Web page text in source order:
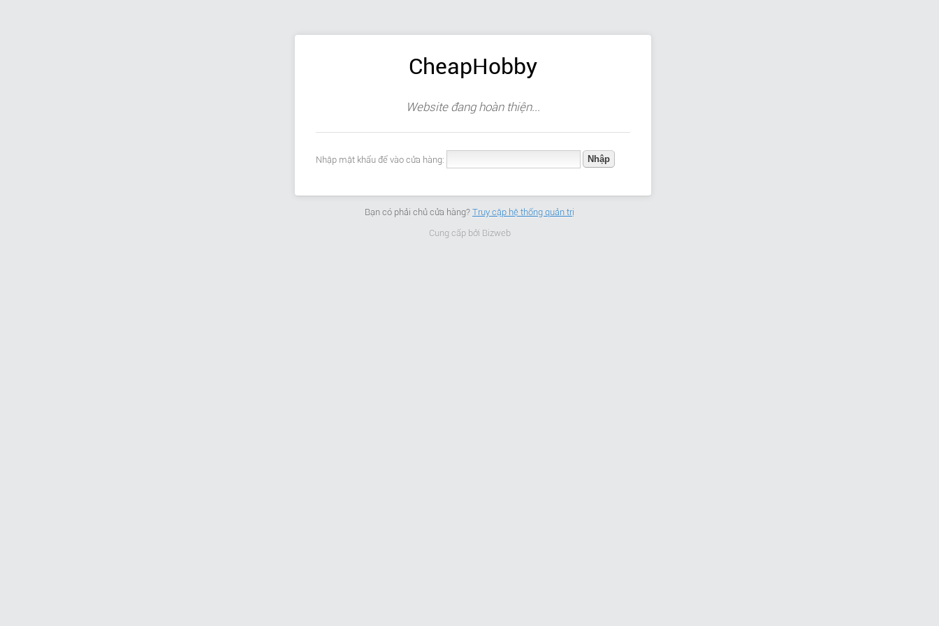
CheapHobby
Website đang hoàn thiện...
Nhập mật khẩu để vào cửa hàng:
Bạn có phải chủ cửa hàng? Truy cập hệ thống quản trị
Cung cấp bởi Bizweb